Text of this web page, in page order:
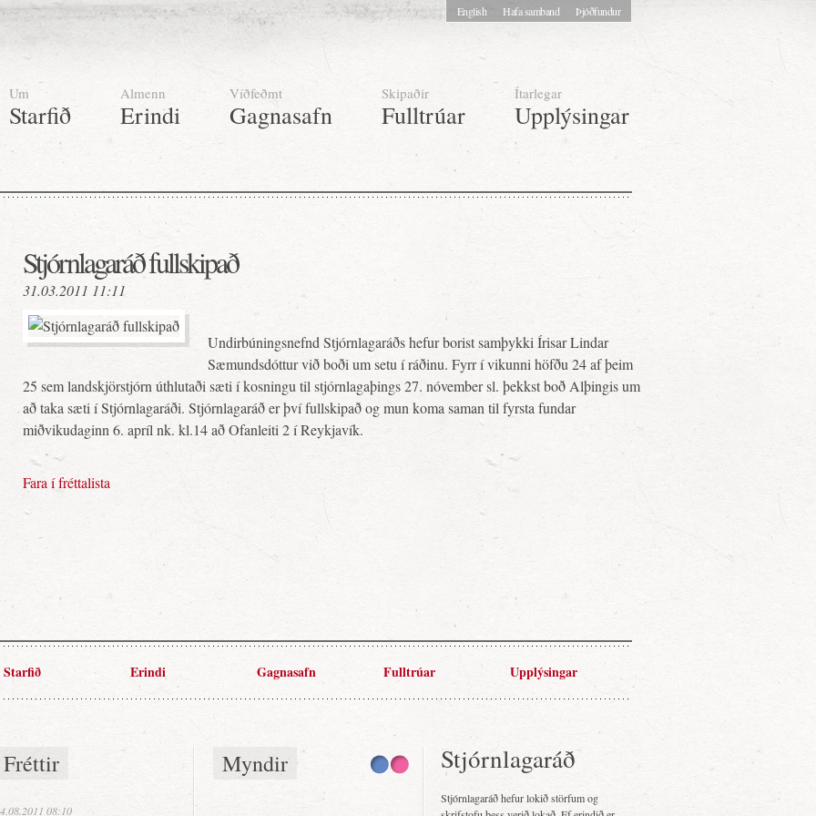
Um
Starfið
Almenn
Erindi
Víðfeðmt
Gagnasafn
Skipaðir
Fulltrúar
Ítarlegar
Upplýsingar
English Hafa samband Þjóðfundur
Stjórnlagaráð fullskipað
31.03.2011 11:11
Undirbúningsnefnd Stjórnlagaráðs hefur borist samþykki Írisar Lindar
Sæmundsdóttur við boði um setu í ráðinu. Fyrr í vikunni höfðu 24 af þeim
25 sem landskjörstjórn úthlutaði sæti í kosningu til stjórnlagaþings 27. nóvember sl. þekkst boð Alþingis um
að taka sæti í Stjórnlagaráði. Stjórnlagaráð er því fullskipað og mun koma saman til fyrsta fundar
miðvikudaginn 6. apríl nk. kl.14 að Ofanleiti 2 í Reykjavík.
Fara í fréttalista
Starfið Erindi Gagnasafn Fulltrúar Upplýsingar
Fréttir
08:10
Myndir Stjórnlagaráð
Stjórnlagaráð hefur lokið störfum og